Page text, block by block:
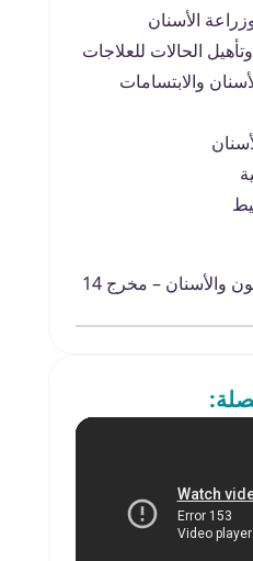
الأسنان
الحالات للعلاجات
والابتسامات
والأسنان – مخرج 14